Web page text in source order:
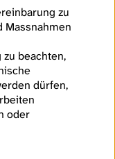
zu
Massnahmen
beachten,
dürfen,
oder